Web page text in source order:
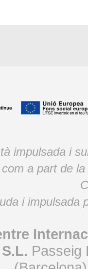
impulsada i
a part de
i impulsada
Passeig